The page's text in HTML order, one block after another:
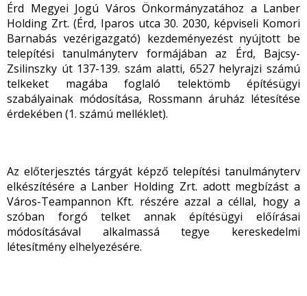
Érd Megyei Jogú Város Önkormányzatához a Lanber
Holding Zrt. (Érd, Iparos utca 30. 2030, képviseli Komori
Barnabás vezérigazgató) kezdeményezést nyújtott be
telepítési tanulmányterv formájában az Érd, Bajcsy-
Zsilinszky út 137-139. szám alatti, 6527 helyrajzi számú
telkeket magába foglaló telektömb építésügyi
szabályainak módosítása, Rossmann áruház létesítése
érdekében (1. számú melléklet).
Az előterjesztés tárgyát képző telepítési tanulmányterv
elkészítésére a Lanber Holding Zrt. adott megbízást a
Város-Teampannon Kft. részére azzal a céllal, hogy a
szóban forgó telket annak építésügyi előírásai
módosításával alkalmassá tegye kereskedelmi
létesítmény elhelyezésére.